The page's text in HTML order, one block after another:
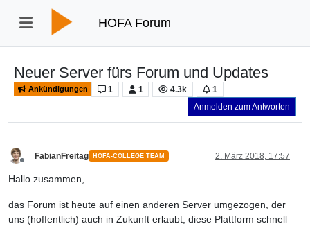
HOFA Forum
Neuer Server fürs Forum und Updates
Ankündigungen 1 1 4.3k
1
Anmelden zum Antworten
FabianFreitag HOFA-COLLEGE TEAM 2. März 2018, 17:57
Hallo zusammen,
das Forum ist heute auf einen anderen Server umgezogen, der
uns (hoffentlich) auch in Zukunft erlaubt, diese Plattform schnell